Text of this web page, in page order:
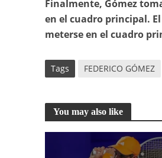
Finalmente, Gómez
en el cuadro principal.
meterse en el cuadro
Tags FEDERICO GÓMEZ
You may also like